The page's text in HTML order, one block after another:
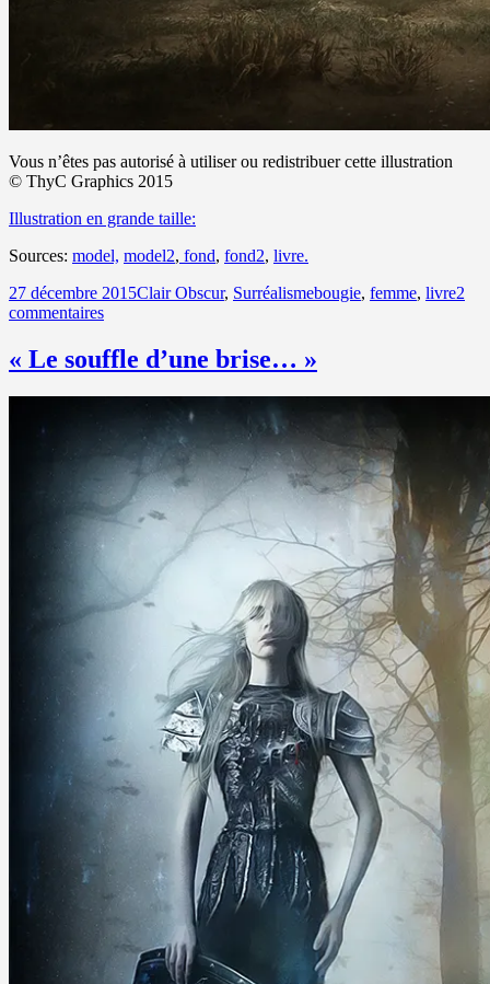
Vous n’êtes pas autorisé à utiliser ou redistribuer cette illustration
© ThyC Graphics 2015
Illustration en grande taille:
Sources: model, model2, fond, fond2, livre.
Publié
le
27 décembre 2015Catégories
Clair Obscur, SurréalismeMots-
bougie, femme, livre2
commentairessur
de
livre…
« Le souffle d’une brise… »